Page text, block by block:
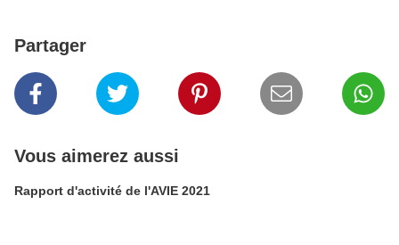
Partager
Vous aimerez aussi
Rapport d'activité de l'AVIE 2021